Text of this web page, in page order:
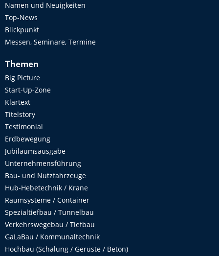
Namen und Neuigkeiten
Top-News
Blickpunkt
Messen, Seminare, Termine
Themen
Big Picture
Start-Up-Zone
Klartext
Titelstory
Testimonial
Erdbewegung
Jubiläumsausgabe
Unternehmensführung
Bau- und Nutzfahrzeuge
Hub-Hebetechnik / Krane
Raumsysteme / Container
Spezialtiefbau / Tunnelbau
Verkehrswegebau / Tiefbau
GaLaBau / Kommunaltechnik
Hochbau (Schalung / Gerüste / Beton)